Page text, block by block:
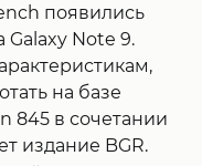
появились
Note 9.
на базе
845 в сочетании
издание BGR.